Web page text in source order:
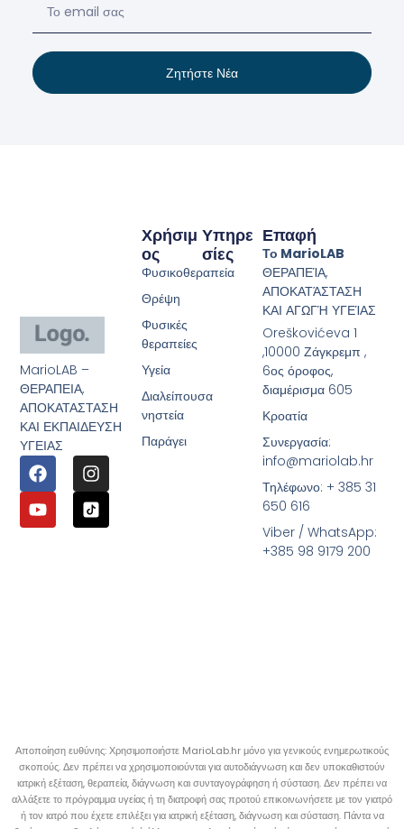
Ζητήστε Νέα
MarioLAB –
ΘΕΡΑΠΕΙΑ,
ΑΠΟΚΑΤΑΣΤΑΣΗ
ΚΑΙ ΕΚΠΑΙΔΕΥΣΗ
ΥΓΕΙΑΣ
Υπηρε
Σίες
Χρήσιμ
Ος
Φυσικοθεραπεία
Θρέψη
Φυσικές
θεραπείες
Υγεία
Διαλείπουσα
νηστεία
Παράγει
Επαφή
Το MarioLAB
ΘΕΡΑΠΕΊΑ,
ΑΠΟΚΑΤΆΣΤΑΣΗ
ΚΑΙ ΑΓΩΓΉ ΥΓΕΊΑΣ
Oreškovićeva 1
,10000 Ζάγκρεμπ ,
6ος όροφος,
διαμέρισμα 605
Κροατία
Συνεργασία:
info@mariolab.hr
Τηλέφωνο: + 385 31
650 616
Viber / WhatsApp:
+385 98 9179 200
Αποποίηση ευθύνης: Χρησιμοποιήστε MarioLab.hr μόνο για γενικούς ενημερωτικούς
σκοπούς. Δεν πρέπει να χρησιμοποιούνται για αυτοδιάγνωση και δεν υποκαθιστούν
ιατρική εξέταση, θεραπεία, διάγνωση και συνταγογράφηση ή σύσταση. Δεν πρέπει να
αλλάξετε το πρόγραμμα υγείας ή τη διατροφή σας προτού επικοινωνήσετε με τον γιατρό
ή τον ιατρό που έχετε επιλέξει για ιατρική εξέταση, διάγνωση και σύσταση. Πάντα να